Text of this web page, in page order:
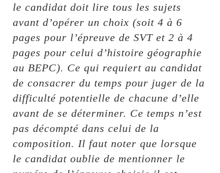
le candidat doit lire tous les sujets
avant d’opérer un choix (soit 4 à 6
pages pour l’épreuve de SVT et 2 à 4
pages pour celui d’histoire géographie
au BEPC). Ce qui requiert au candidat
de consacrer du temps pour juger de la
difficulté potentielle de chacune d’elle
avant de se déterminer. Ce temps n’est
pas décompté dans celui de la
composition. Il faut noter que lorsque
le candidat oublie de mentionner le